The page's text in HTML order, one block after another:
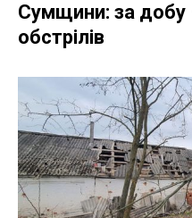
Сумщини: за
обстрілів